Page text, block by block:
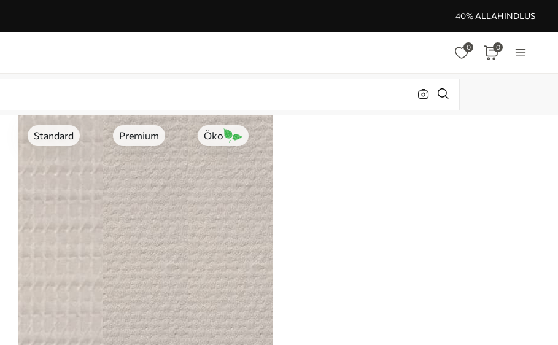
40% ALLAHINDLUS
0 0
Standard Premium Öko